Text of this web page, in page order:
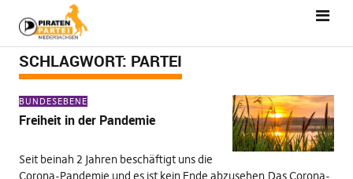
SCHLAGWORT: PARTEI
BUNDESEBENE
Freiheit in der Pandemie
Seit beinah 2 Jahren beschäftigt uns die
Corona-Pandemie und es ist kein Ende abzusehen.Das Corona-